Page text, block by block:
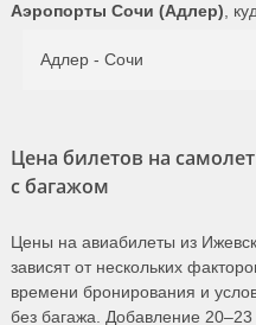
Аэропорты Сочи (Адлер) ,
Адлер - Сочи
Цена билетов на
с багажом
Цены на авиабилеты из
зависят от нескольких
времени бронирования и
без багажа. Добавление